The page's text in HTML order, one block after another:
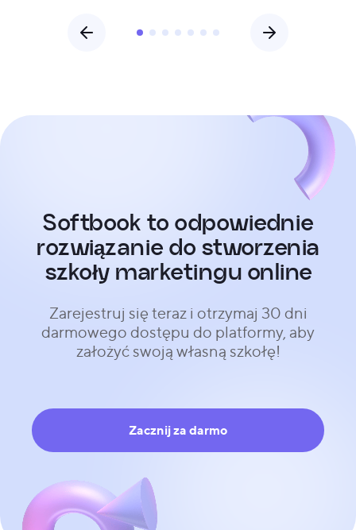
Softbook to odpowiednie
rozwiązanie do stworzenia
szkoły marketingu online
Zarejestruj się teraz i otrzymaj 30 dni
darmowego dostępu do platformy, aby
założyć swoją własną szkołę!
Zacznij za darmo